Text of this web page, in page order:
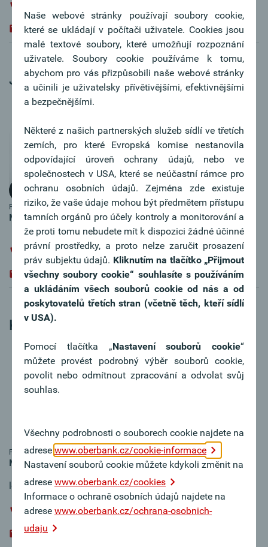
michal.doskocil@oberbank.cz
Jindrichuv Hradec
Fotografie: N.Severova
Marcela Pouzarová
+420 / 383 339 610
marcela.pouzarova@oberbank.cz
Kladno
Fotografie: Privat
Martin Fryščák
leasing
+420 / 224 190 169
martin.fryscak@oberbankleasing.cz
Naše webové stránky používají soubory cookie,
které se ukládají v počítači uživatele. Cookies jsou
malé textové soubory, které umožňují rozpoznání
uživatele. Soubory cookie používáme k tomu,
abychom pro vás přizpůsobili naše webové stránky
a učinili je uživatelsky přívětivějšími, efektivnějšími
a bezpečnějšími.
Některé z našich partnerských služeb sídlí ve třetích
zemích, pro které Evropská komise nestanovila
odpovídající úroveň ochrany údajů, nebo ve
společnostech v USA, které se neúčastní rámce pro
ochranu osobních údajů. Zejména zde existuje
riziko, že vaše údaje mohou být předmětem přístupu
tamních orgánů pro účely kontroly a monitorování a
že proti tomu nebudete mít k dispozici žádné účinné
právní prostředky, a proto nelze zaručit prosazení
práv subjektu údajů. Kliknutím na tlačítko „Přijmout
všechny soubory cookie“ souhlasíte s používáním
a ukládáním všech souborů cookie od nás a od
poskytovatelů třetích stran (včetně těch, kteří sídlí
v USA).
Pomocí tlačítka „Nastavení souborů cookie“
můžete provést podrobný výběr souborů cookie,
povolit nebo odmítnout zpracování a odvolat svůj
souhlas.
Všechny podrobnosti o souborech cookie najdete na
adrese www.oberbank.cz/cookie-informace
Nastavení souborů cookie můžete kdykoli změnit na
adrese www.oberbank.cz/cookies
Informace o ochraně osobních údajů najdete na
adrese www.oberbank.cz/ochrana-osobnich-
udaju